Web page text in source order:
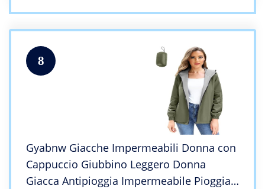
8
Gyabnw Giacche Impermeabili Donna con
Cappuccio Giubbino Leggero Donna
Giacca Antipioggia Impermeabile Pioggia